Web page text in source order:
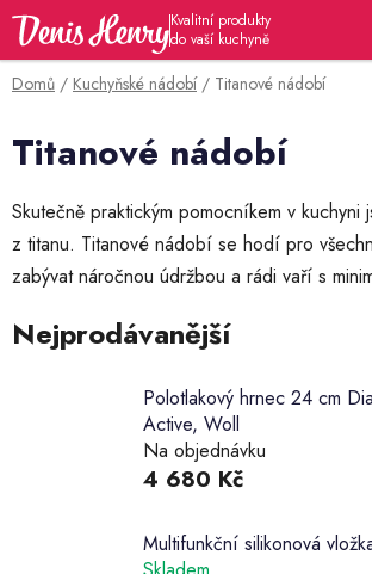
Přejít
obsah
Domů / Kuchyňské nádobí / Titanové nádobí
Titanové nádobí
Skutečně praktickým pomocníkem v kuchyni
z titanu. Titanové nádobí se hodí pro
zabývat náročnou údržbou a rádi vaří s
Nejprodávanější
Polotlakový hrnec 24 cm
Active, Woll
Na objednávku
4 680 Kč
Multifunkční silikonová